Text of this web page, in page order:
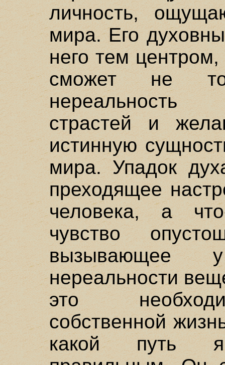
личность,
мира. Его
него тем
сможет не
нереальность
страстей и
истинную
мира. Упадок
преходящее
человека, а
чувство
вызывающее
нереальности
это
собственной
какой путь